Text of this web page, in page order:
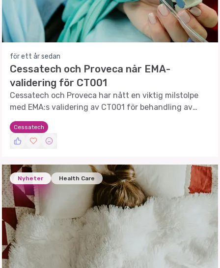
för ett år sedan
Cessatech och Proveca når EMA-
validering för CT001
Cessatech och Proveca har nått en viktig milstolpe
med EMA:s validering av CT001 för behandling av
akut smärta hos barn.
Cessatech
Nyheter Health Care